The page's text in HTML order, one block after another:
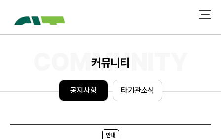
커뮤니티
공지 사항 타기관소식
안내